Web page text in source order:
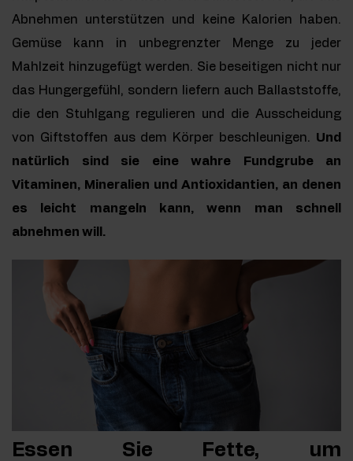
Abnehmen unterstützen und keine Kalorien haben.
Gemüse kann in unbegrenzter Menge zu jeder
Mahlzeit hinzugefügt werden. Sie beseitigen nicht nur
das Hungergefühl, sondern liefern auch Ballaststoffe,
die den Stuhlgang regulieren und die Ausscheidung
von Giftstoffen aus dem Körper beschleunigen. Und
natürlich sind sie eine wahre Fundgrube an
Vitaminen, Mineralien und Antioxidantien, an denen
es leicht mangeln kann, wenn man schnell
abnehmen will.
Essen Sie Fette, um